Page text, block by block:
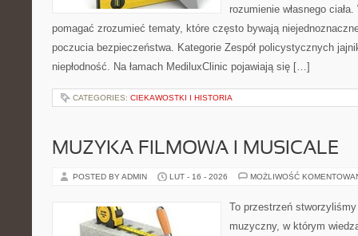
rozumienie własnego
pomagać zrozumieć tematy, które często bywają
poczucia bezpieczeństwa. Kategorie Zespół policystycznych
niepłodność. Na łamach MediluxClinic pojawiają się […]
CATEGORIES: CIEKAWOSTKI I HISTORIA
MUZYKA FILMOWA I MUSICALE
POSTED BY ADMIN LUT - 16 - 2026 MOŻLIWOŚĆ
To przestrzeń
muzyczny, w którym